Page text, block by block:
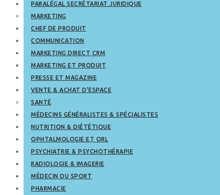
PARALÉGAL SECRÉTARIAT JURIDIQUE
MARKETING
CHEF DE PRODUIT
COMMUNICATION
MARKETING DIRECT CRM
MARKETING ET PRODUIT
PRESSE ET MAGAZINE
VENTE & ACHAT D’ESPACE
SANTÉ
MÉDECINS GÉNÉRALISTES & SPÉCIALISTES
NUTRITION & DIÉTÉTIQUE
OPHTALMOLOGIE ET ORL
PSYCHIATRIE & PSYCHOTHÉRAPIE
RADIOLOGIE & IMAGERIE
MÉDECIN DU SPORT
PHARMACIE